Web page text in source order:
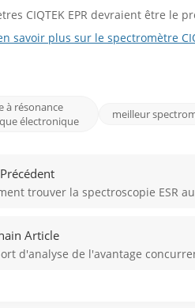
CIQTEK EPR devraient être le
savoir plus sur le spectromètre
à résonance
électronique
meilleur
trouver la spectroscopie ESR
Article
d'analyse de l'avantage